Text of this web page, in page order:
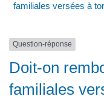
familiales versées à
Question-réponse
Doit-on
familiales